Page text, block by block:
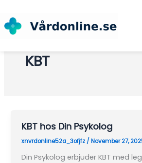
content
KBT
KBT hos Din Psykolog
xnvrdonline52a_3ofjfz / November 27,
Din Psykolog erbjuder KBT med